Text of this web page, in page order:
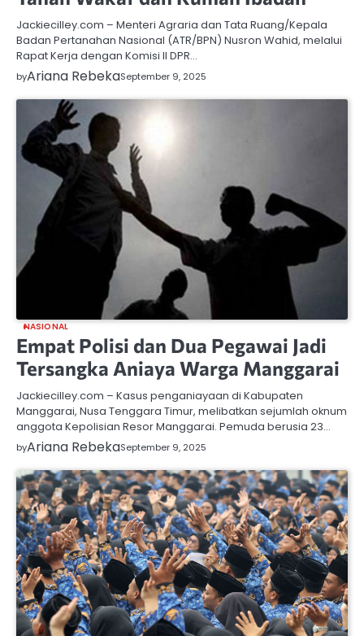
Jackiecilley.com – Menteri Agraria dan Tata Ruang/Kepala
Badan Pertanahan Nasional (ATR/BPN) Nusron Wahid, melalui
Rapat Kerja dengan Komisi II DPR…
byAriana RebekaSeptember 9, 2025
NASIONAL
Empat Polisi dan Dua Pegawai Jadi
Tersangka Aniaya Warga Manggarai
Jackiecilley.com – Kasus penganiayaan di Kabupaten
Manggarai, Nusa Tenggara Timur, melibatkan sejumlah oknum
anggota Kepolisian Resor Manggarai. Pemuda berusia 23…
byAriana RebekaSeptember 9, 2025